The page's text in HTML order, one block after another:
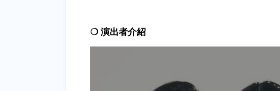
❍ 演出者介紹